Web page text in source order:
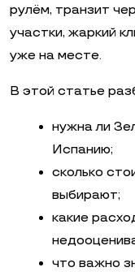
рулём, транзит
участки, жаркий
уже на месте.
В этой статье
нужна ли
Испанию;
сколько
выбирают;
какие
что важно